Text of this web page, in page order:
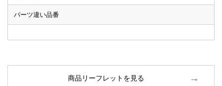
パーツ違い品番
商品リーフレットを見る